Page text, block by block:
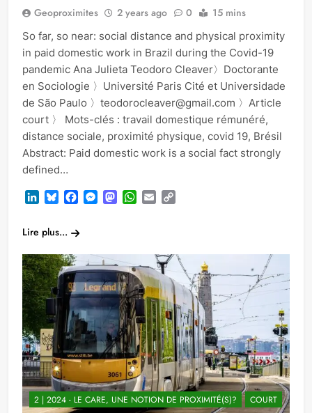
Geoproximites 2 years ago 0 15 mins
So far, so near: social distance and physical proximity
in paid domestic work in Brazil during the Covid-19
pandemic Ana Julieta Teodoro Cleaver〉Doctorante
en Sociologie 〉Université Paris Cité et Universidade
de São Paulo 〉teodorocleaver@gmail.com 〉Article
court 〉 Mots-clés : travail domestique rémunéré,
distance sociale, proximité physique, covid 19, Brésil
Abstract: Paid domestic work is a social fact strongly
defined…
LinkedInBlueskyFacebook
Messenger
Mastodon
WhatsApp
Email
Lire plus...
2 | 2024 - LE CARE, UNE NOTION DE PROXIMITÉ(S)? COURT